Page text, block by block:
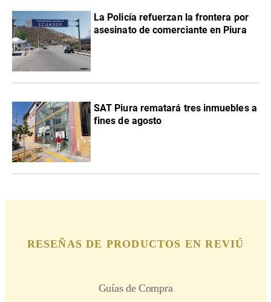
La Policía refuerzan la frontera por
asesinato de comerciante en Piura
SAT Piura rematará tres inmuebles a
fines de agosto